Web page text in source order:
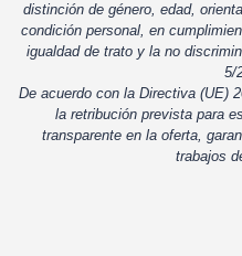
distinción de género, edad,
condición personal, en
igualdad de trato y la no
5/
De acuerdo con la Directiva (UE)
la retribución prevista para
transparente en la oferta,
trabajos